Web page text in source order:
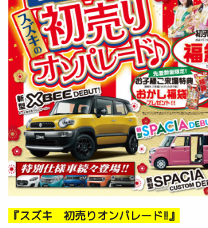
『スズキ 初売りオンパレード!!』